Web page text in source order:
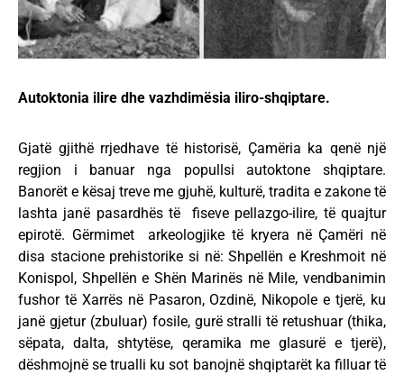
Autoktonia ilire dhe vazhdimësia iliro-shqiptare.
Gjatë gjithë rrjedhave të historisë, Çamëria ka qenë një
regjion i banuar nga popullsi autoktone shqiptare.
Banorët e kësaj treve me gjuhë, kulturë, tradita e zakone të
lashta janë pasardhës të fiseve pellazgo-ilire, të quajtur
epirotë. Gërmimet arkeologjike të kryera në Çamëri në
disa stacione prehistorike si në: Shpellën e Kreshmoit në
Konispol, Shpellën e Shën Marinës në Mile, vendbanimin
fushor të Xarrës në Pasaron, Ozdinë, Nikopole e tjerë, ku
janë gjetur (zbuluar) fosile, gurë stralli të retushuar (thika,
sëpata, dalta, shtytëse, qeramika me glasurë e tjerë),
dëshmojnë se trualli ku sot banojnë shqiptarët ka filluar të